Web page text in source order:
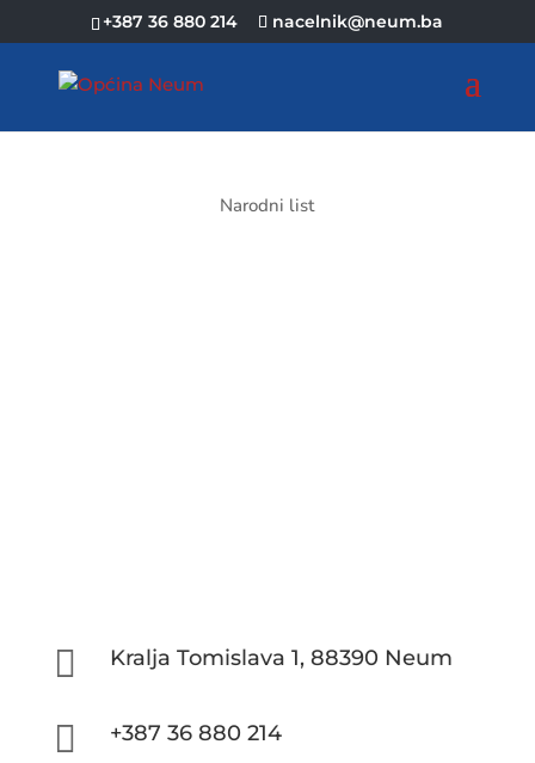
+387 36 880 214 nacelnik@neum.ba
Narodni list
 Kralja Tomislava 1, 88390 Neum
 +387 36 880 214